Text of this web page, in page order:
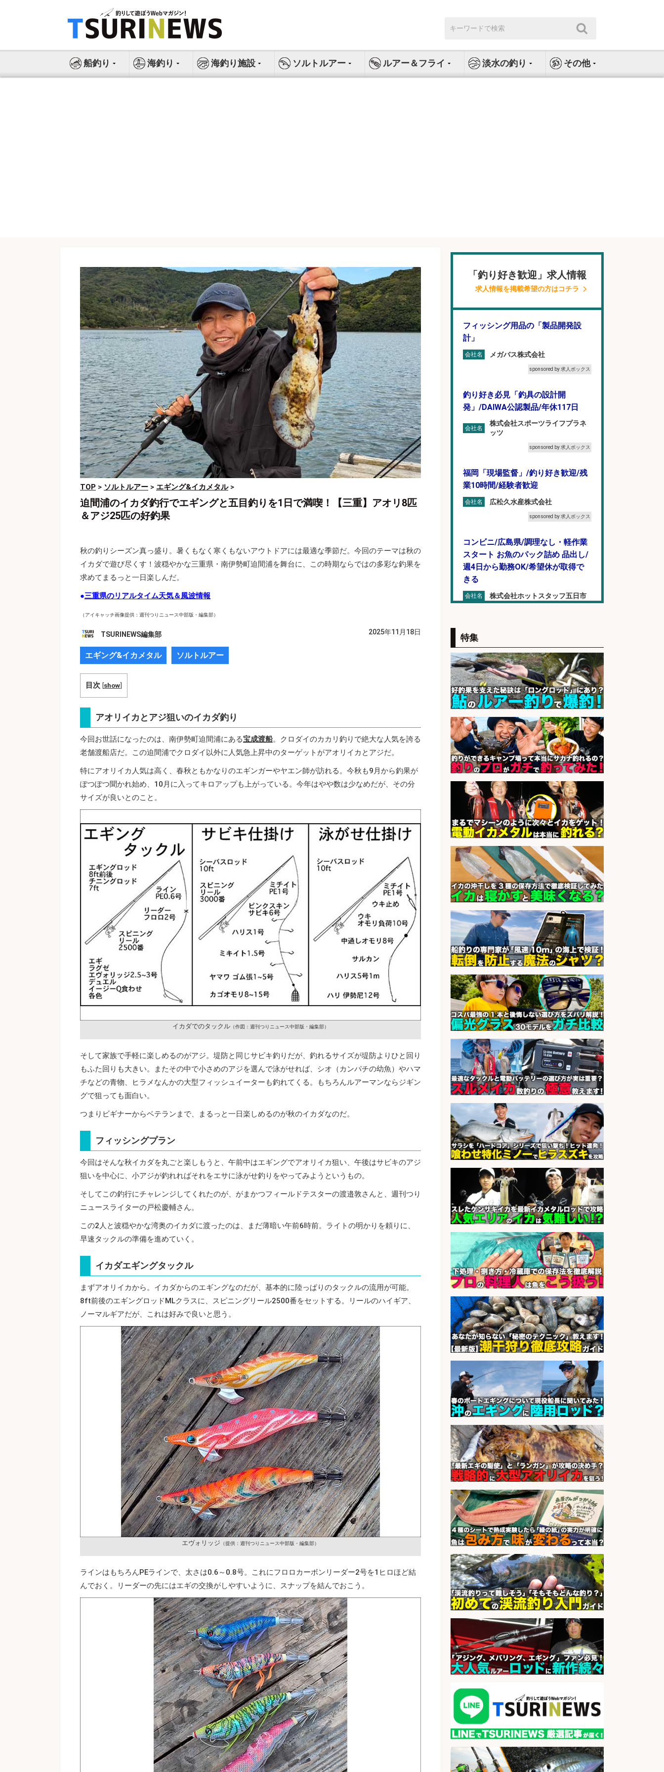
ス
索:
船釣り 海釣り 海釣り施設 ソルトルアー ルアー＆フライ 淡水の釣り その他
TOP > ソルトルアー > エギング&イカメタル>
迫間浦のイカダ釣行でエギングと五目釣りを1日で満喫！【三重】アオリ8匹
＆アジ25匹の好釣果
秋の釣りシーズン真っ盛り。暑くもなく寒くもないアウトドアには最適な季節だ。今回のテーマは秋の
イカダで遊び尽くす！波穏やかな三重県・南伊勢町迫間浦を舞台に、この時期ならではの多彩な釣果を
求めてまるっと一日楽しんだ。
●三重県のリアルタイム天気＆風波情報
（アイキャッチ画像提供：週刊つりニュース中部版・編集部）
TSURINEWS編集部 2025年11月18日
エギング&イカメタル ソルトルアー
目次 [show]
アオリイカとアジ狙いのイカダ釣り
今回お世話になったのは、南伊勢町迫間浦にある宝成渡船。クロダイのカカリ釣りで絶大な人気を誇る
老舗渡船店だ。この迫間浦でクロダイ以外に人気急上昇中のターゲットがアオリイカとアジだ。
特にアオリイカ人気は高く、春秋ともかなりのエギンガーやヤエン師が訪れる。今秋も9月から釣果が
ぽつぽつ聞かれ始め、10月に入ってキロアップも上がっている。今年はやや数は少なめだが、その分
サイズが良いとのこと。
イカダでのタックル（作図：週刊つりニュース中部版・編集部）
そして家族で手軽に楽しめるのがアジ。堤防と同じサビキ釣りだが、釣れるサイズが堤防よりひと回り
もふた回りも大きい。またその中で小さめのアジを選んで泳がせれば、シオ（カンパチの幼魚）やハマ
チなどの青物、ヒラメなんかの大型フィッシュイーターも釣れてくる。もちろんルアーマンならジギン
グで狙っても面白い。
つまりビギナーからベテランまで、まるっと一日楽しめるのが秋のイカダなのだ。
フィッシングプラン
今回はそんな秋イカダを丸ごと楽しもうと、午前中はエギングでアオリイカ狙い、午後はサビキのアジ
狙いを中心に、小アジが釣れればそれをエサに泳がせ釣りをやってみようというもの。
そしてこの釣行にチャレンジしてくれたのが、がまかつフィールドテスターの渡邉敦さんと、週刊つり
ニュースライターの戸松慶輔さん。
この2人と波穏やかな湾奥のイカダに渡ったのは、まだ薄暗い午前6時前。ライトの明かりを頼りに、
早速タックルの準備を進めていく。
イカダエギングタックル
まずアオリイカから。イカダからのエギングなのだが、基本的に陸っぱりのタックルの流用が可能。
8ft前後のエギングロッドMLクラスに、スピニングリール2500番をセットする。リールのハイギア、
ノーマルギアだが、これは好みで良いと思う。
エヴォリッジ （提供：週刊つりニュース中部版・編集部）
ラインはもちろんPEラインで、太さは0.6～0.8号。これにフロロカーボンリーダー2号を1ヒロほど結
んでおく。リーダーの先にはエギの交換がしやすいように、スナップを結んでおこう。
「釣り好き歓迎」求人情報
求人情報を掲載希望の方はコチラ
フィッシング用品の「製品開発設
計」
会社名 メガバス株式会社
sponsored by 求人ボックス
釣り好き必見「釣具の設計開
発」/DAIWA公認製品/年休117日
会社名
株式会社スポーツライフプラネ
ッツ
sponsored by 求人ボックス
福岡「現場監督」/釣り好き歓迎/残
業10時間/経験者歓迎
会社名 広松久水産株式会社
sponsored by 求人ボックス
コンビニ/広島県/調理なし・軽作業
スタート お魚のパック詰め 品出し/
週4日から勤務OK/希望休が取得で
きる
会社名 株式会社ホットスタッフ五日市
レジカウンター/お釣りの計算不要
の簡単レジ 未経験も安心の研修あり
1日2h
会社名 オーケー株式会社
sponsored by 求人ボックス
レジカウンター/お釣りの計算不要
の簡単レジ 未経験も安心の研修あり
1日2h
会社名 オーケー株式会社
sponsored by 求人ボックス
レジカウンター/夕方勤務で時給UP
お釣りの計算不要の簡単レジ1日2時
間
オーケー株式会社
sponsored by 求人ボックス
レジカウンター/お釣りの計算不要
の簡単レジ 未経験も安心の研修あり
1日2h
会社名 オーケー株式会社
sponsored by 求人ボックス
レジカウンター/お釣りの計算不要
の簡単レジ 未経験も安心の研修あり
1日2h
会社名 オーケー株式会社
sponsored by 求人ボックス
「魚の養殖に関するプロジェクト 」
試験実験業務/総合メーカーでのお
仕事です
会社名
株式会社スタッフサービス エン
ジニアガイド
sponsored by 求人ボックス
さらに求人情報を見る
特集